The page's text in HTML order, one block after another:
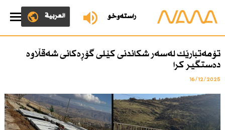
ڕاستەوخۆ العربية
تۆمەتبارێك لەسەر شكاندنی كێلی گۆڕەكانی شەقڵاوە
دەستگیر كرا
16/12/2025